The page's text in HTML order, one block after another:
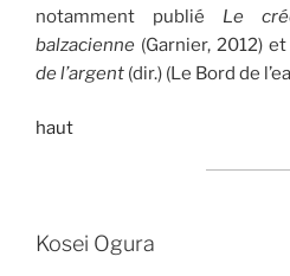
notamment publié Le
balzacienne (Garnier, 2012) et
de l’argent (dir.) (Le Bord de
haut
Kosei Ogura